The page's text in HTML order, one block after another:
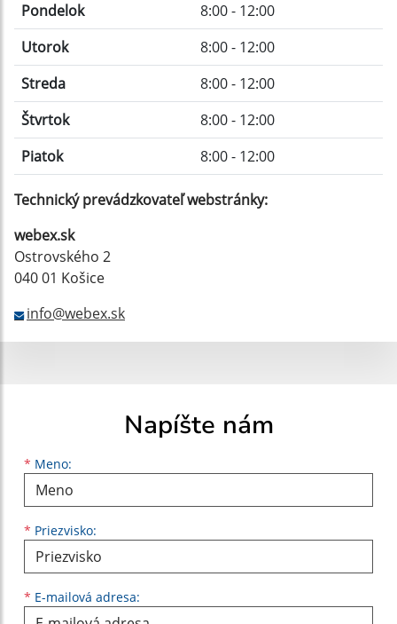
Pondelok
8:00 - 12:00
Utorok
8:00 - 12:00
Streda
8:00 - 12:00
Štvrtok
8:00 - 12:00
Piatok
8:00 - 12:00
Technický prevádzkovateľ webstránky:
webex.sk
Ostrovského 2
040 01 Košice
info@webex.sk
Napíšte nám
* Meno:
Meno
* Priezvisko:
Priezvisko
* E-mailová adresa:
E-mailová adresa